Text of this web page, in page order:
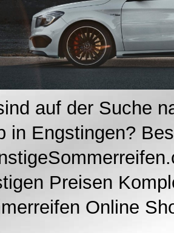
auf der Suche
in Engstingen?
Preisen
Online